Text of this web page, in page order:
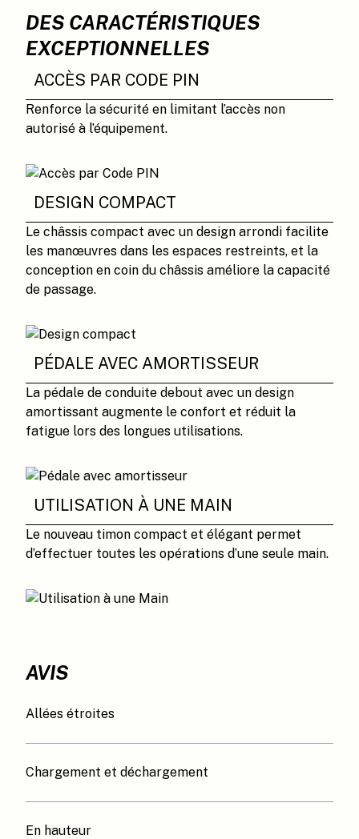
DES CARACTÉRISTIQUES
EXCEPTIONNELLES
ACCÈS PAR CODE PIN
Renforce la sécurité en limitant l’accès non
autorisé à l’équipement.
DESIGN COMPACT
Le châssis compact avec un design arrondi facilite
les manœuvres dans les espaces restreints, et la
conception en coin du châssis améliore la capacité
de passage.
PÉDALE AVEC AMORTISSEUR
La pédale de conduite debout avec un design
amortissant augmente le confort et réduit la
fatigue lors des longues utilisations.
UTILISATION À UNE MAIN
Le nouveau timon compact et élégant permet
d’effectuer toutes les opérations d’une seule main.
AVIS
Allées étroites
Chargement et déchargement
En hauteur